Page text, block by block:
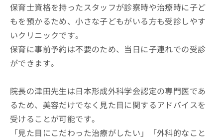
保育士資格を持ったスタッフが診察時や治療時に子ど
もを預かるため、小さな子どもがいる方も受診しやす
いクリニックです。
保育に事前予約は不要のため、当日に子連れでの受診
ができます。
院長の津田先生は日本形成外科学会認定の専門医であ
るため、美容だけでなく見た目に関するアドバイスを
受けることが可能です。
「見た目にこだわった治療がしたい」「外科的なこと